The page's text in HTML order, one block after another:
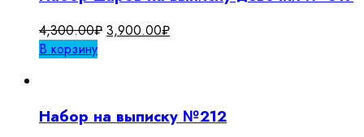
4,300.00₽ Первоначальная
3,900.00₽Текущая
В корзину
Набор на выписку №212